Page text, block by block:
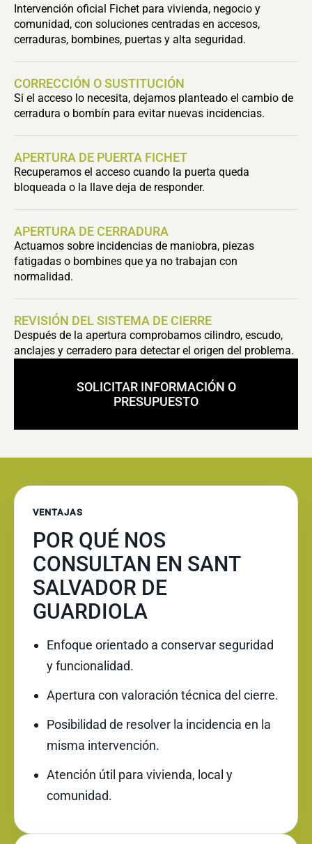
Intervención oficial Fichet para vivienda, negocio y
comunidad, con soluciones centradas en accesos,
cerraduras, bombines, puertas y alta seguridad.
CORRECCIÓN O SUSTITUCIÓN
Si el acceso lo necesita, dejamos planteado el cambio de
cerradura o bombín para evitar nuevas incidencias.
APERTURA DE PUERTA FICHET
Recuperamos el acceso cuando la puerta queda
bloqueada o la llave deja de responder.
APERTURA DE CERRADURA
Actuamos sobre incidencias de maniobra, piezas
fatigadas o bombines que ya no trabajan con
normalidad.
REVISIÓN DEL SISTEMA DE CIERRE
Después de la apertura comprobamos cilindro, escudo,
anclajes y cerradero para detectar el origen del problema.
SOLICITAR INFORMACIÓN O
PRESUPUESTO
VENTAJAS
POR QUÉ NOS
CONSULTAN EN SANT
SALVADOR DE
GUARDIOLA
Enfoque orientado a conservar seguridad
y funcionalidad.
Apertura con valoración técnica del cierre.
Posibilidad de resolver la incidencia en la
misma intervención.
Atención útil para vivienda, local y
comunidad.